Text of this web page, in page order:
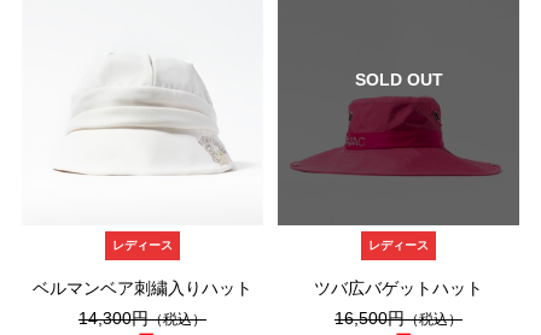
レディース
ベルマンベア刺繍入りハット
14,300円（税込）
SOLD OUT
レディース
ツバ広バゲットハット
16,500円（税込）